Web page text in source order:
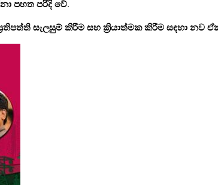
පහත පරිදි වේ.
සැලසුම් කිරීම සහ ක්‍රියාත්මක කිරීම සඳහා නව